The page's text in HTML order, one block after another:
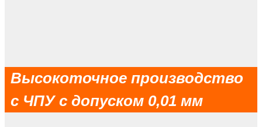
Высокоточное производство
с ЧПУ с допуском 0,01 мм